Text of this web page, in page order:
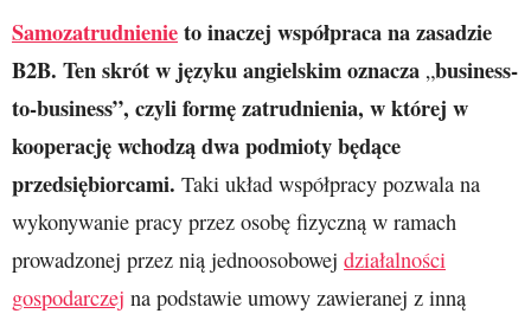
Samozatrudnienieto inaczej współpraca na zasadzie
B2B. Ten skrót w języku angielskim oznacza „business-
to-business”, czyli formę zatrudnienia, w której w
kooperację wchodzą dwa podmioty będące
przedsiębiorcami. Taki układ współpracy pozwala na
wykonywanie pracy przez osobę fizyczną w ramach
prowadzonej przez nią jednoosobowej działalności
gospodarczej na podstawie umowy zawieranej z inną